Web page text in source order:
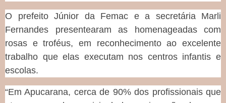
O prefeito Júnior da Femac e a secretária Marli
Fernandes presentearam as homenageadas com
rosas e troféus, em reconhecimento ao excelente
trabalho que elas executam nos centros infantis e
escolas.
“Em Apucarana, cerca de 90% dos profissionais que